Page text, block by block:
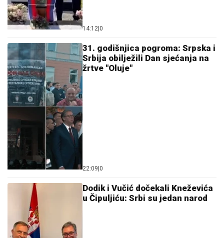
14:12 0
31. godišnjica pogroma: Srpska i
Srbija obilježili Dan sjećanja na
žrtve "Oluje"
22:09 0
Dodik i Vučić dočekali Kneževića
u Čipuljiću: Srbi su jedan narod